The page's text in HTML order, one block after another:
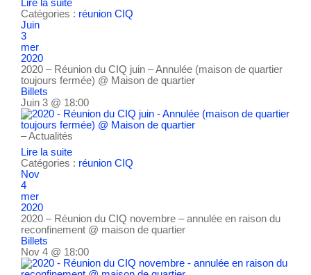
Catégories : réunion CIQ
Juin
3
mer
2020
2020 – Réunion du CIQ juin – Annulée (maison de quartier
toujours fermée) @ Maison de quartier
Billets
Juin 3 @ 18:00
– Actualités
Lire la suite
Catégories : réunion CIQ
Nov
4
mer
2020
2020 – Réunion du CIQ novembre – annulée en raison du
reconfinement @ maison de quartier
Billets
Nov 4 @ 18:00